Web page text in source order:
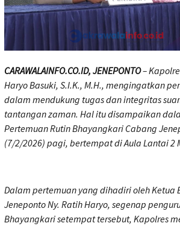
CARAWALAINFO.CO.ID, JENEPONTO–
Haryo Basuki, S.I.K., M.H., mengingatkan
dalam mendukung tugas dan integritas
tantangan zaman. Hal itu disampaikan
Pertemuan Rutin Bhayangkari Cabang
(7/2/2026) pagi, bertempat di Aula Lantai 2
Dalam pertemuan yang dihadiri oleh Ketua
Jeneponto Ny. Ratih Haryo, segenap
Bhayangkari setempat tersebut, Kapolres